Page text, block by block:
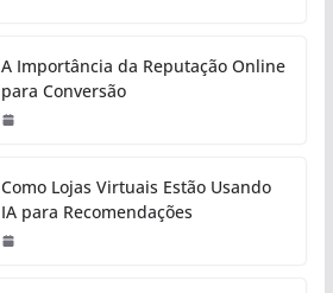
A Importância da Reputação Online
para Conversão
Como Lojas Virtuais Estão Usando
IA para Recomendações